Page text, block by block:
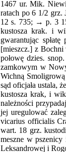
1467 ur. Mik.
ratach po 6 1/2
12 s. 735; → p. 3
kustosza krak. i
gwarantując
[mieszcz.] z
połowę dzies.
zamkowym w
Wichną
sąd oficjała ustala,
kustosza krak, i
należności
jej uregulować
vicarius officialis
wart. 18 grz.
meszne w pszenicy
Leksandrowej i